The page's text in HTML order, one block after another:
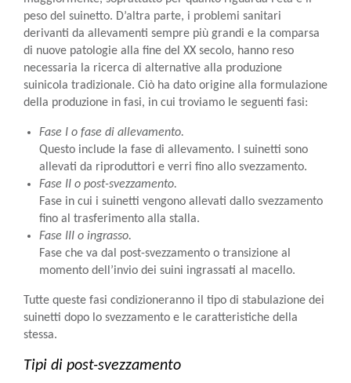
peso del suinetto. D’altra parte, i problemi sanitari
derivanti da allevamenti sempre più grandi e la comparsa
di nuove patologie alla fine del XX secolo, hanno reso
necessaria la ricerca di alternative alla produzione
suinicola tradizionale. Ciò ha dato origine alla formulazione
della produzione in fasi, in cui troviamo le seguenti fasi:
Fase I o fase di allevamento.
Questo include la fase di allevamento. I suinetti sono
allevati da riproduttori e verri fino allo svezzamento.
Fase II o post-svezzamento.
Fase in cui i suinetti vengono allevati dallo svezzamento
fino al trasferimento alla stalla.
Fase III o ingrasso.
Fase che va dal post-svezzamento o transizione al
momento dell’invio dei suini ingrassati al macello.
Tutte queste fasi condizioneranno il tipo di stabulazione dei
suinetti dopo lo svezzamento e le caratteristiche della
stessa.
Tipi di post-svezzamento